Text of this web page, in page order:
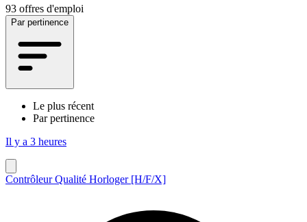
93 offres d'emploi
Par pertinence
Le plus récent
Par pertinence
Il y a 3 heures
Contrôleur Qualité Horloger [H/F/X]